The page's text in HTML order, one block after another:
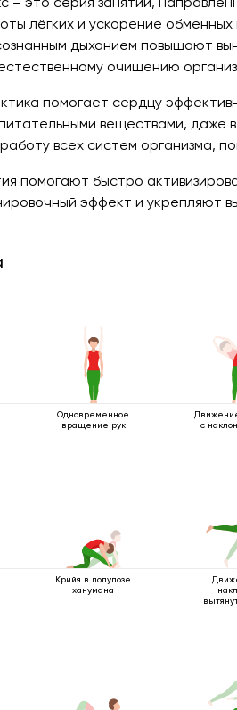
лёгких и ускорение
дыханием повышают
очищению
помогает сердцу
веществами, даже
всех систем организма,
помогают быстро
эффект и укрепляют
Одновременное
вращение рук
с
Крийя в полупозе
ханумана